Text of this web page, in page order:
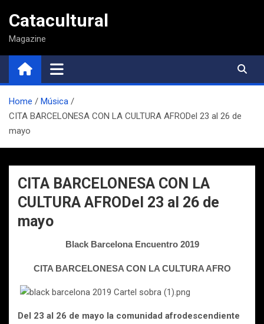
contenido
Catacultural
Magazine
Home
Música
CITA BARCELONESA CON LA CULTURA AFRODel 23 al 26 de
mayo
CITA BARCELONESA CON LA
CULTURA AFRODel 23 al 26 de
mayo
Black Barcelona Encuentro 2019
CITA BARCELONESA CON LA CULTURA AFRO
Del 23 al 26 de mayo la comunidad afrodescendiente